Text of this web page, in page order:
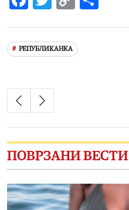
РЕПУБЛИКАНКА
ПОВРЗАНИ ВЕСТИ